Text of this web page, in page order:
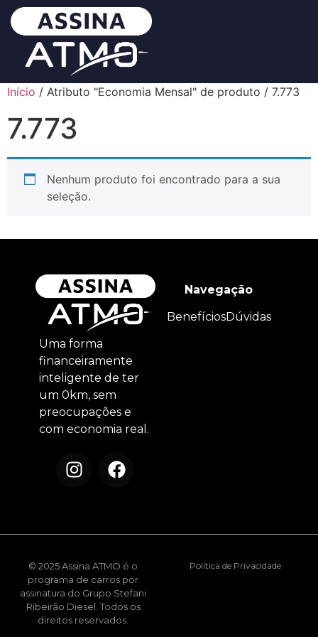
Início / Atributo "Economia Mensal" de produto / 7.773
7.773
Nenhum produto foi encontrado para a sua
seleção.
Uma forma
financeiramente
inteligente de ter
um 0km, sem
preocupações e
com economia real.
Navegação
BenefíciosDúvidas
© 2025 Assina ATMO é o
programa de carros por
assinatura do Grupo Stefani
Ribeirão Diesel. Todos os
direitos reservados.
Política de Privacidade